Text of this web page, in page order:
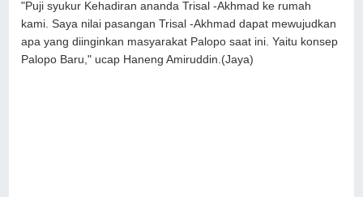
"Puji syukur Kehadiran ananda Trisal -Akhmad ke rumah
kami. Saya nilai pasangan Trisal -Akhmad dapat mewujudkan
apa yang diinginkan masyarakat Palopo saat ini. Yaitu konsep
Palopo Baru," ucap Haneng Amiruddin.(Jaya)